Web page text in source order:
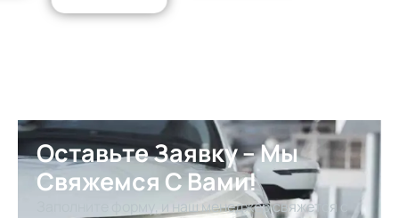
Оставьте Заявку – Мы
Свяжемся С Вами!
Заполните форму, и наш менеджер свяжется с